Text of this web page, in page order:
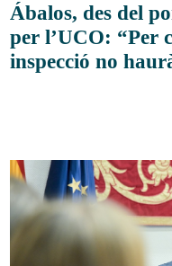
Ábalos, des del
per l’UCO: “Per
inspecció no